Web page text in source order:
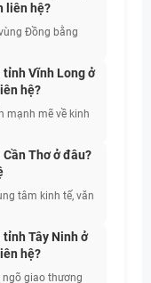
liên hệ?
Đồng bằng
Vĩnh Long ở
hệ?
mạnh mẽ về kinh
Thơ ở đâu?
tâm kinh tế, văn
Tây Ninh ở
hệ?
ngõ giao thương